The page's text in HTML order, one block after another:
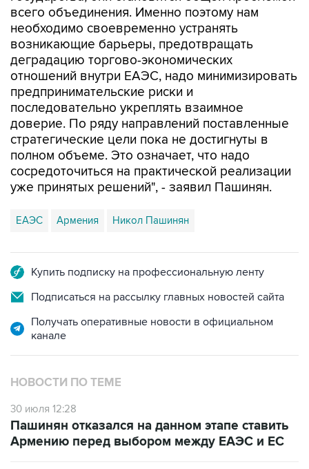
всего объединения. Именно поэтому нам
необходимо своевременно устранять
возникающие барьеры, предотвращать
деградацию торгово-экономических
отношений внутри ЕАЭС, надо минимизировать
предпринимательские риски и
последовательно укреплять взаимное
доверие. По ряду направлений поставленные
стратегические цели пока не достигнуты в
полном объеме. Это означает, что надо
сосредоточиться на практической реализации
уже принятых решений", - заявил Пашинян.
ЕАЭС Армения Никол Пашинян
Купить подписку на профессиональную ленту
Подписаться на рассылку главных новостей сайта
Получать оперативные новости в официальном
канале
НОВОСТИ ПО ТЕМЕ
30 июля 12:28
Пашинян отказался на данном этапе ставить
Армению перед выбором между ЕАЭС и ЕС